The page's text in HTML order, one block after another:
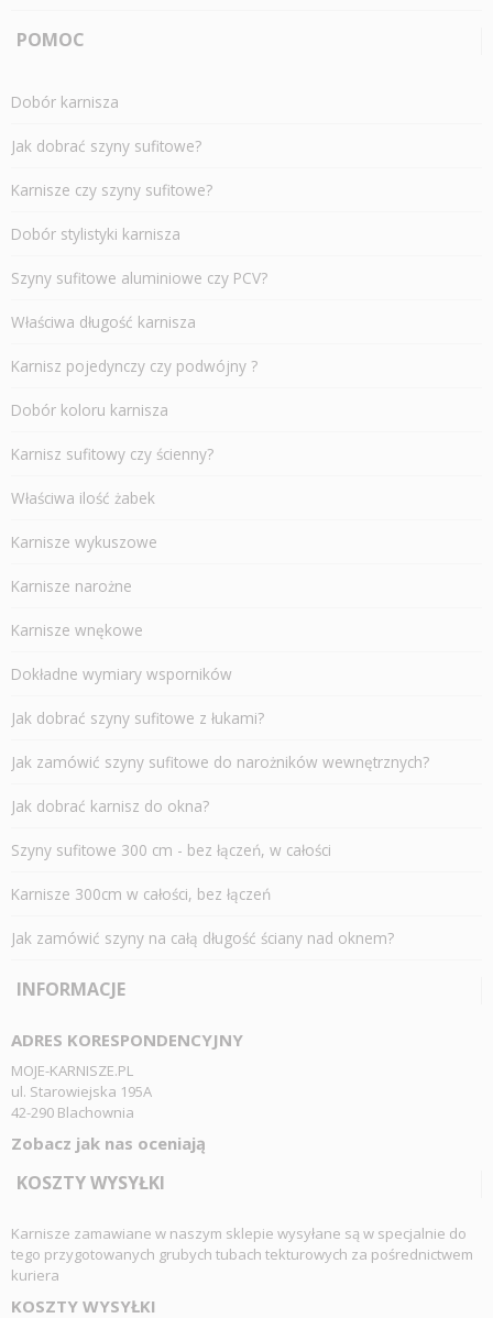
POMOC
Dobór karnisza
Jak dobrać szyny sufitowe?
Karnisze czy szyny sufitowe?
Dobór stylistyki karnisza
Szyny sufitowe aluminiowe czy PCV?
Właściwa długość karnisza
Karnisz pojedynczy czy podwójny ?
Dobór koloru karnisza
Karnisz sufitowy czy ścienny?
Właściwa ilość żabek
Karnisze wykuszowe
Karnisze narożne
Karnisze wnękowe
Dokładne wymiary wsporników
Jak dobrać szyny sufitowe z łukami?
Jak zamówić szyny sufitowe do narożników wewnętrznych?
Jak dobrać karnisz do okna?
Szyny sufitowe 300 cm - bez łączeń, w całości
Karnisze 300cm w całości, bez łączeń
Jak zamówić szyny na całą długość ściany nad oknem?
INFORMACJE
ADRES KORESPONDENCYJNY
MOJE-KARNISZE.PL
ul. Starowiejska 195A
42-290 Blachownia
Zobacz jak nas oceniają
KOSZTY WYSYŁKI
Karnisze zamawiane w naszym sklepie wysyłane są w specjalnie do
tego przygotowanych grubych tubach tekturowych za pośrednictwem
kuriera
KOSZTY WYSYŁKI